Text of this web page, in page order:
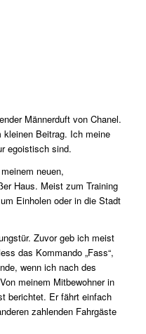
Männerduft von Chanel.
kleinen Beitrag. Ich meine
egoistisch sind.
neuen,
Haus. Meist zum Training
Einholen oder in die Stadt
Zuvor geb ich meist
das Kommando „Fass“,
wenn ich nach des
meinem Mitbewohner in
berichtet. Er fährt einfach
zahlenden Fahrgäste